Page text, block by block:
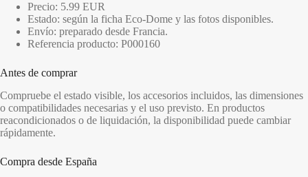
Precio: 5.99 EUR
Estado: según la ficha Eco-Dome y las fotos disponibles.
Envío: preparado desde Francia.
Referencia producto: P000160
Antes de comprar
Compruebe el estado visible, los accesorios incluidos, las dimensiones
o compatibilidades necesarias y el uso previsto. En productos
reacondicionados o de liquidación, la disponibilidad puede cambiar
rápidamente.
Compra desde España